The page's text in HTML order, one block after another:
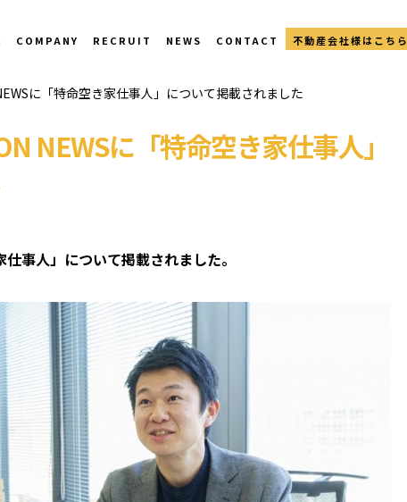
COMPANY RECRUIT NEWS CONTACT 不動産会社様はこちら
に「特命空き家仕事人」について掲載されました
NEWSに「特命空き家仕事人」
事人」について掲載されました。